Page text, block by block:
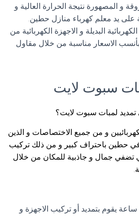
و المصهورة نتيجة الحرارة العالية و
على يد معلم كهرباء منازل حطين.
البديلة و الاجهزة الكهربائية من
الاسعار مناسبة من خلال مقاول
سبوت لايت
لمبات سبوت لايت؟
و من جميع الاختصاصات و الذين
في حطين باحتراف كبير و من ذلك تركيب
تضفي جمال و جاذبية للمكان من خلال
عامل كهربائي 24 ساعة يقوم بتمديد أو تركيب الاجهزة و